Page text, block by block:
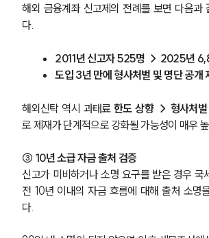
언론보도
법률서식
뉴스레터/브로슈어
세미나
대륜법률상담예약
대륜법률상담예약
해외 금융계좌 신고제의 전례를 보면 다음과
다.
2011년 신고자 525명 → 2025년
도입 3년 만에 형사처벌 및 명단 공개
해외신탁 역시 과태료 한도 상향 → 형사처
로 제재가 단계적으로 강화될 가능성이 매우
③ 10년 소급 자금 출처 검증
신고가 미비하거나 소명 요구를 받은 경우 국
전 10년 이내의 자금 흐름에 대해 출처 소명
다.